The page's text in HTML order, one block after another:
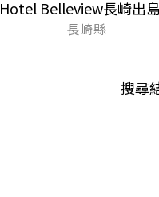
Hotel Belleview長崎出
長崎縣
搜尋